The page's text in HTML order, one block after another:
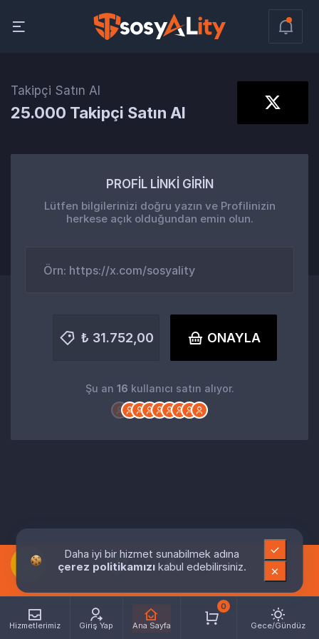
Hizmetlerimiz Giriş Yap Ana Sayfa
0
Gece/Gündüz
Takipçi Satın Al
25.000 Takipçi Satın Al
PROFİL LİNKİ GİRİN
Lütfen bilgilerinizi doğru yazın ve Profilinizin
herkese açık olduğundan emin olun.
₺ 31.752,00 ONAYLA
Şu an 16 kullanıcı satın alıyor.
Daha iyi bir hizmet sunabilmek adına
çerez politikamızı kabul edebilirsiniz.